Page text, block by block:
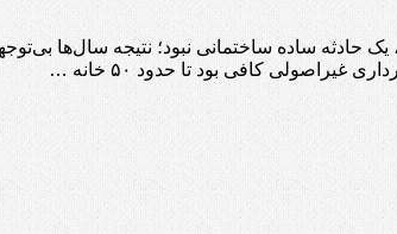
یک حادثه ساده ساختمانی نبود؛ نتیجه سال‌ها
کافی بود تا حدود ۵۰ خانه …